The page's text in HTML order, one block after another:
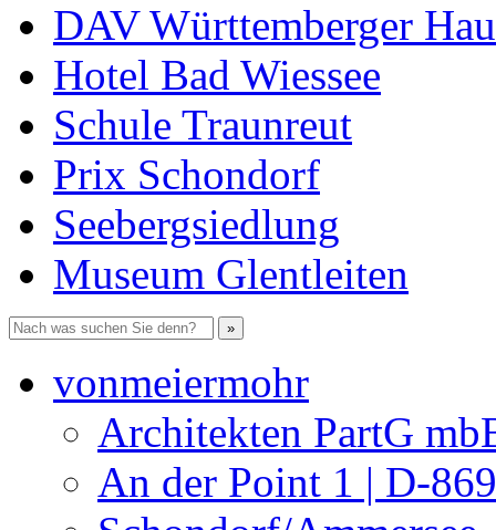
DAV Württemberger
Hotel Bad Wiessee
Schule Traunreut
Prix Schondorf
Seebergsiedlung
Museum Glentleiten
vonmeiermohr
Architekten PartG
An der Point 1 | D-